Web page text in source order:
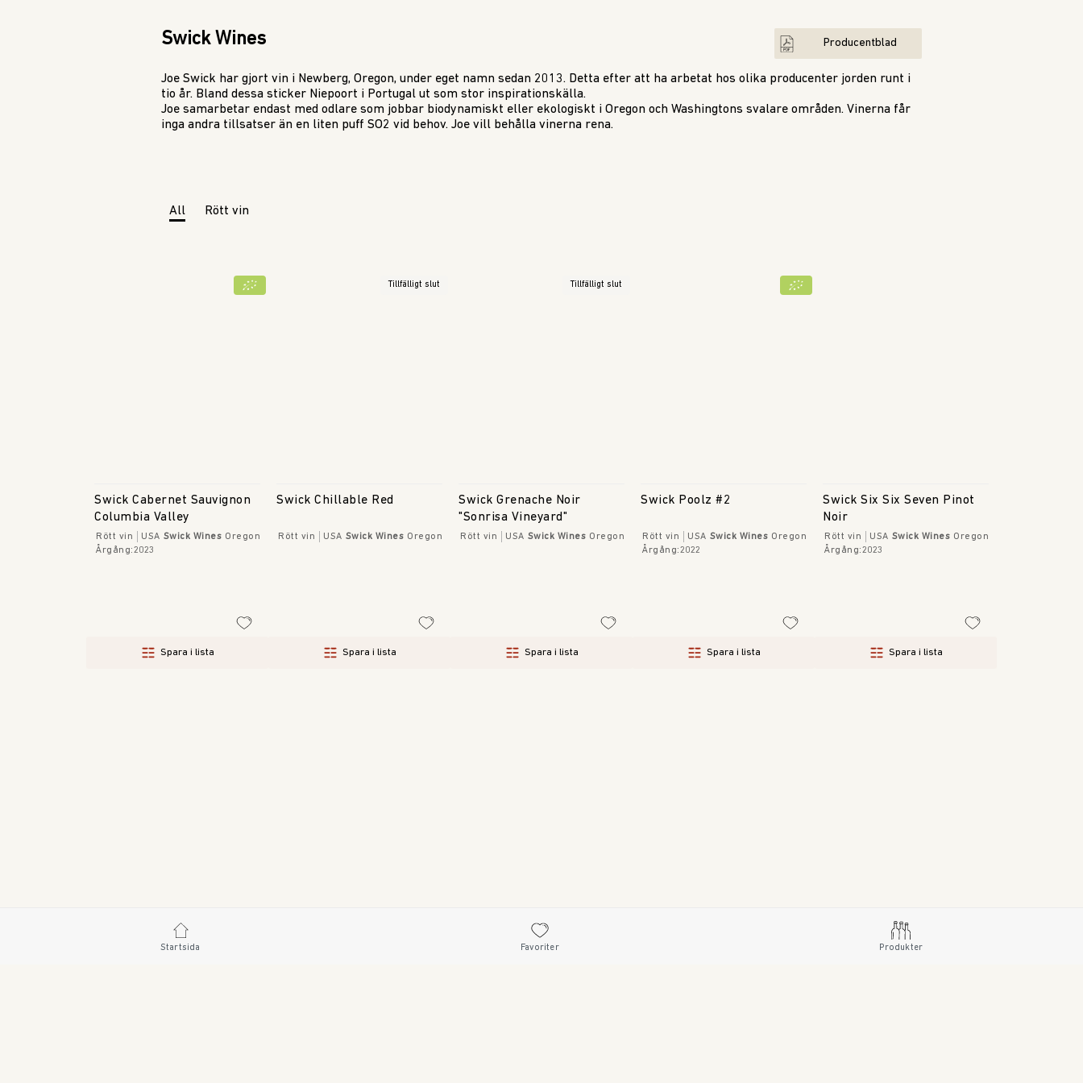
Swick Wines Producentblad
Joe Swick har gjort vin i Newberg, Oregon, under eget namn sedan 2013. Detta efter att ha arbetat hos olika producenter jorden runt i
tio år. Bland dessa sticker Niepoort i Portugal ut som stor inspirationskälla.
Joe samarbetar endast med odlare som jobbar biodynamiskt eller ekologiskt i Oregon och Washingtons svalare områden. Vinerna får
inga andra tillsatser än en liten puff SO2 vid behov. Joe vill behålla vinerna rena.
All Rött vin
Swick Cabernet Sauvignon
Columbia Valley
Rött vin USA Swick Wines Oregon
Årgång:2023
Spara i lista
Tillfälligt slut
Swick Chillable Red
Rött vin USA Swick Wines Oregon
Spara i lista
Tillfälligt slut
Swick Grenache Noir
"Sonrisa Vineyard"
Rött vin USA Swick Wines Oregon
Spara i lista
Swick Poolz #2
Rött vin USA Swick Wines Oregon
Årgång:2022
Spara i lista
Swick Six Six Seven Pinot
Noir
Rött vin USA Swick Wines Oregon
Årgång:2023
Spara i lista
Startsida Favoriter Produkter